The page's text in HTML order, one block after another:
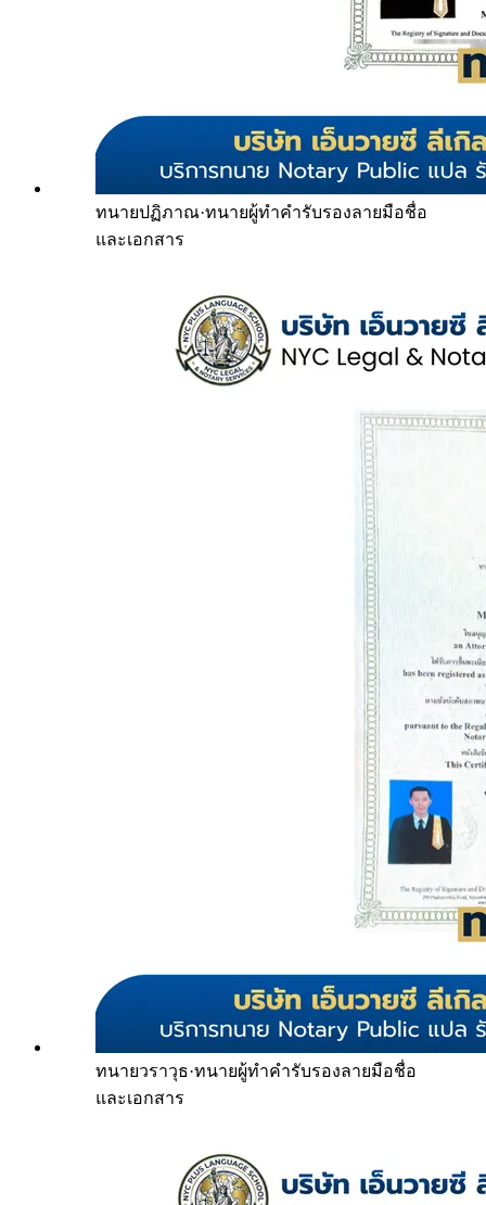
ทนายปฏิภาณ·ทนายผู้ทำคำรับรองลายมือชื่อ
และเอกสาร
ทนายวราวุธ·ทนายผู้ทำคำรับรองลายมือชื่อ
และเอกสาร